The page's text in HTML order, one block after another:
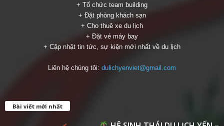
+ Tổ chức team building
+ Đặt phòng khách sạn
+ Cho thuê xe du lịch
+ Đặt vé máy bay
+ Cập nhật tin tức, sự kiện mới nhất về du lịch
Liên hệ chúng tôi: dulichyenviet@gmail.com
Bài viết mới nhất